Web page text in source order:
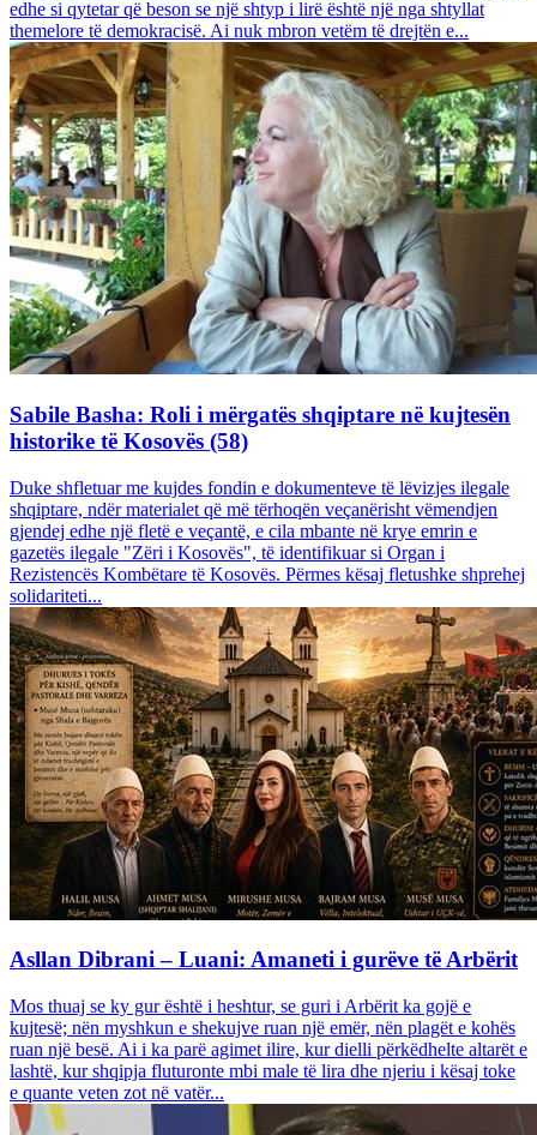
edhe si qytetar që beson se një shtyp i lirë është një nga shtyllat
themelore të demokracisë. Ai nuk mbron vetëm të drejtën e...
Sabile Basha: Roli i mërgatës shqiptare në kujtesën
historike të Kosovës (58)
Duke shfletuar me kujdes fondin e dokumenteve të lëvizjes ilegale
shqiptare, ndër materialet që më tërhoqën veçanërisht vëmendjen
gjendej edhe një fletë e veçantë, e cila mbante në krye emrin e
gazetës ilegale "Zëri i Kosovës", të identifikuar si Organ i
Rezistencës Kombëtare të Kosovës. Përmes kësaj fletushke shprehej
solidariteti...
Asllan Dibrani – Luani: Amaneti i gurëve të Arbërit
Mos thuaj se ky gur është i heshtur, se guri i Arbërit ka gojë e
kujtesë; nën myshkun e shekujve ruan një emër, nën plagët e kohës
ruan një besë. Ai i ka parë agimet ilire, kur dielli përkëdhelte altarët e
lashtë, kur shqipja fluturonte mbi male të lira dhe njeriu i kësaj toke
e quante veten zot në vatër...